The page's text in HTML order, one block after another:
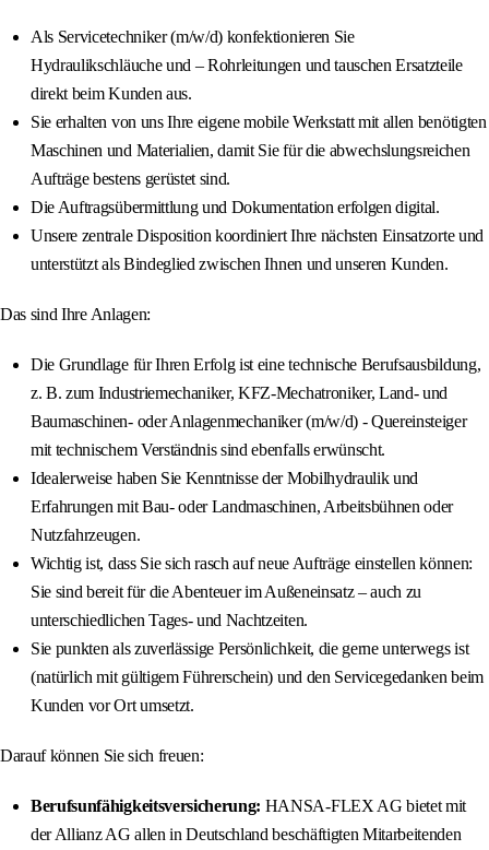
Als Servicetechniker (m/w/d) konfektionieren Sie
Hydraulikschläuche und – Rohrleitungen und tauschen Ersatzteile
direkt beim Kunden aus.
Sie erhalten von uns Ihre eigene mobile Werkstatt mit allen benötigten
Maschinen und Materialien, damit Sie für die abwechslungsreichen
Aufträge bestens gerüstet sind.
Die Auftragsübermittlung und Dokumentation erfolgen digital.
Unsere zentrale Disposition koordiniert Ihre nächsten Einsatzorte und
unterstützt als Bindeglied zwischen Ihnen und unseren Kunden.
Das sind Ihre Anlagen:
Die Grundlage für Ihren Erfolg ist eine technische Berufsausbildung,
z. B. zum Industriemechaniker, KFZ-Mechatroniker, Land- und
Baumaschinen- oder Anlagenmechaniker (m/w/d) - Quereinsteiger
mit technischem Verständnis sind ebenfalls erwünscht.
Idealerweise haben Sie Kenntnisse der Mobilhydraulik und
Erfahrungen mit Bau- oder Landmaschinen, Arbeitsbühnen oder
Nutzfahrzeugen.
Wichtig ist, dass Sie sich rasch auf neue Aufträge einstellen können:
Sie sind bereit für die Abenteuer im Außeneinsatz – auch zu
unterschiedlichen Tages- und Nachtzeiten.
Sie punkten als zuverlässige Persönlichkeit, die gerne unterwegs ist
(natürlich mit gültigem Führerschein) und den Servicegedanken beim
Kunden vor Ort umsetzt.
Darauf können Sie sich freuen:
Berufsunfähigkeitsversicherung: HANSA-FLEX AG bietet mit
der Allianz AG allen in Deutschland beschäftigten Mitarbeitenden